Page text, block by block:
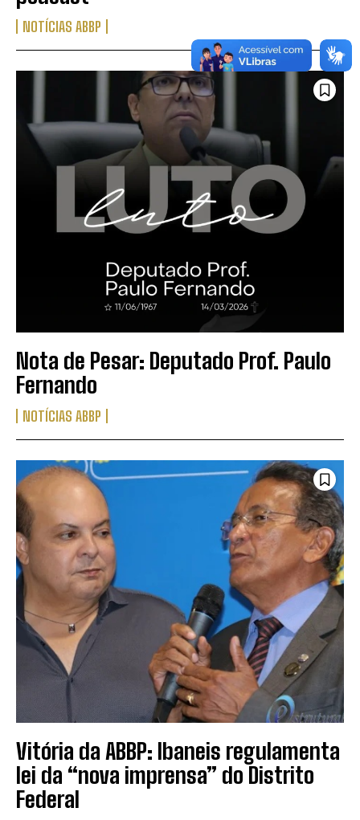
NOTÍCIAS ABBP
Nota de Pesar: Deputado Prof. Paulo
Fernando
NOTÍCIAS ABBP
Vitória da ABBP: Ibaneis regulamenta
lei da “nova imprensa” do Distrito
Federal